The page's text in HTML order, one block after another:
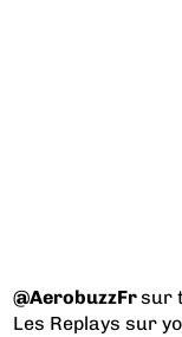
@AerobuzzFrsur
Les Replays sur